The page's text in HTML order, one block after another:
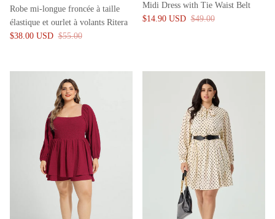
Robe mi-longue froncée à taille
élastique et ourlet à volants Ritera
$38.00 USD $55.00
Midi Dress with Tie Waist Belt
$14.90 USD $49.00